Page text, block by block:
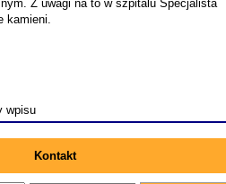
Z uwagi na to w szpitalu Specjalista
kamieni.
wpisu
Kontakt